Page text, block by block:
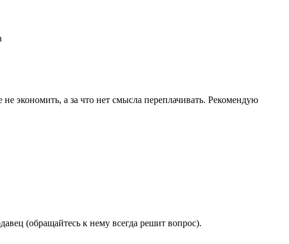
экономить, а за что нет смысла переплачивать. Рекомендую
(обращайтесь к нему всегда решит вопрос).